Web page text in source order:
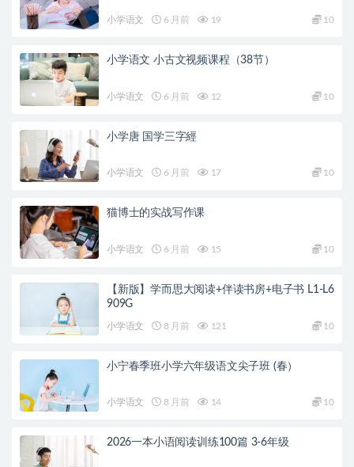
小学语文 6 月前 19 10
小学语文 小古文视频课程（38节）
小学语文 6 月前 12 10
小学唐 国学三字經
小学语文 6 月前 17 10
猫博士的实战写作课
小学语文 6 月前 15 10
【新版】学而思大阅读+伴读书房+电子书 L1-L6
909G
小学语文 8 月前 121 10
小宁春季班小学六年级语文尖子班 (春）
小学语文 8 月前 14 10
2026一本小语阅读训练100篇 3-6年级